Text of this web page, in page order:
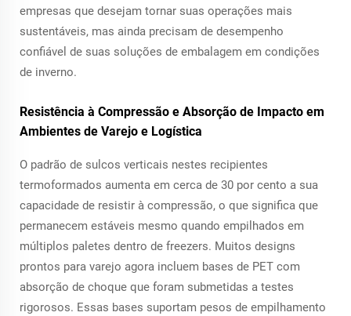
empresas que desejam tornar suas operações mais
sustentáveis, mas ainda precisam de desempenho
confiável de suas soluções de embalagem em condições
de inverno.
Resistência à Compressão e Absorção de Impacto em
Ambientes de Varejo e Logística
O padrão de sulcos verticais nestes recipientes
termoformados aumenta em cerca de 30 por cento a sua
capacidade de resistir à compressão, o que significa que
permanecem estáveis mesmo quando empilhados em
múltiplos paletes dentro de freezers. Muitos designs
prontos para varejo agora incluem bases de PET com
absorção de choque que foram submetidas a testes
rigorosos. Essas bases suportam pesos de empilhamento